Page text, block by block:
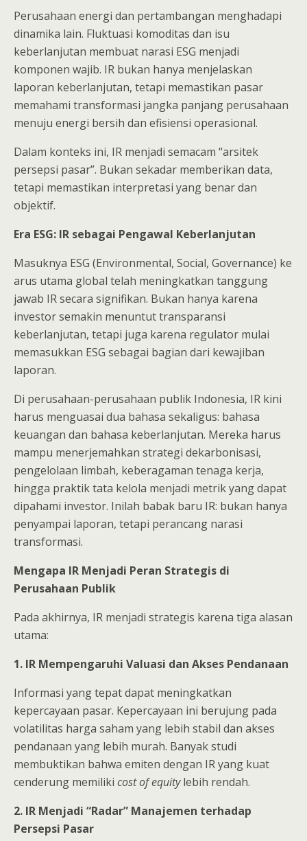
Perusahaan energi dan pertambangan menghadapi
dinamika lain. Fluktuasi komoditas dan isu
keberlanjutan membuat narasi ESG menjadi
komponen wajib. IR bukan hanya menjelaskan
laporan keberlanjutan, tetapi memastikan pasar
memahami transformasi jangka panjang perusahaan
menuju energi bersih dan efisiensi operasional.
Dalam konteks ini, IR menjadi semacam “arsitek
persepsi pasar”. Bukan sekadar memberikan data,
tetapi memastikan interpretasi yang benar dan
objektif.
Era ESG: IR sebagai Pengawal Keberlanjutan
Masuknya ESG (Environmental, Social, Governance) ke
arus utama global telah meningkatkan tanggung
jawab IR secara signifikan. Bukan hanya karena
investor semakin menuntut transparansi
keberlanjutan, tetapi juga karena regulator mulai
memasukkan ESG sebagai bagian dari kewajiban
laporan.
Di perusahaan-perusahaan publik Indonesia, IR kini
harus menguasai dua bahasa sekaligus: bahasa
keuangan dan bahasa keberlanjutan. Mereka harus
mampu menerjemahkan strategi dekarbonisasi,
pengelolaan limbah, keberagaman tenaga kerja,
hingga praktik tata kelola menjadi metrik yang dapat
dipahami investor. Inilah babak baru IR: bukan hanya
penyampai laporan, tetapi perancang narasi
transformasi.
Mengapa IR Menjadi Peran Strategis di
Perusahaan Publik
Pada akhirnya, IR menjadi strategis karena tiga alasan
utama:
1. IR Mempengaruhi Valuasi dan Akses Pendanaan
Informasi yang tepat dapat meningkatkan
kepercayaan pasar. Kepercayaan ini berujung pada
volatilitas harga saham yang lebih stabil dan akses
pendanaan yang lebih murah. Banyak studi
membuktikan bahwa emiten dengan IR yang kuat
cenderung memiliki cost of equitylebih rendah.
2. IR Menjadi “Radar” Manajemen terhadap
Persepsi Pasar